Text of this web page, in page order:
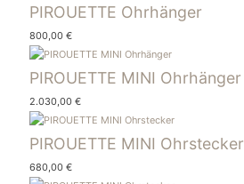
PIROUETTE Ohrhänger
800,00 €
PIROUETTE MINI Ohrhänger
2.030,00 €
PIROUETTE MINI Ohrstecker
680,00 €